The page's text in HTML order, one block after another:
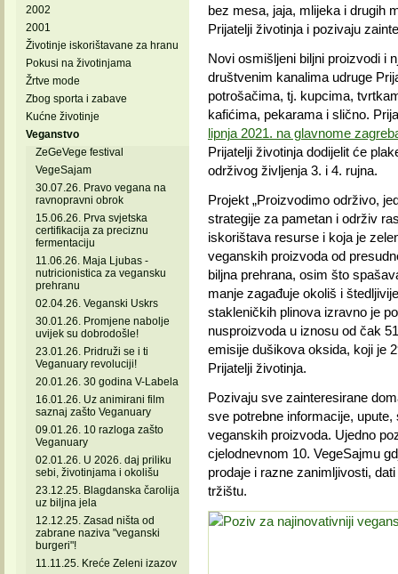
2002
2001
Životinje iskorištavane za hranu
Pokusi na životinjama
Žrtve mode
Zbog sporta i zabave
Kućne životinje
Veganstvo
ZeGeVege festival
VegeSajam
30.07.26. Pravo vegana na
ravnopravni obrok
15.06.26. Prva svjetska
certifikacija za preciznu
fermentaciju
11.06.26. Maja Ljubas -
nutricionistica za vegansku
prehranu
02.04.26. Veganski Uskrs
30.01.26. Promjene nabolje
uvijek su dobrodošle!
23.01.26. Pridruži se i ti
Veganuary revoluciji!
20.01.26. 30 godina V-Labela
16.01.26. Uz animirani film
saznaj zašto Veganuary
09.01.26. 10 razloga zašto
Veganuary
02.01.26. U 2026. daj priliku
sebi, životinjama i okolišu
23.12.25. Blagdanska čarolija
uz biljna jela
12.12.25. Zasad ništa od
zabrane naziva "veganski
burgeri"!
11.11.25. Kreće Zeleni izazov
bez mesa, jaja, mlijeka i drugih
Prijatelji životinja i pozivaju
Novi osmišljeni biljni proizvodi i
društvenim kanalima udruge
potrošačima, tj. kupcima,
kafićima, pekarama i slično.
lipnja 2021. na glavnome
Prijatelji životinja dodijelit će
održivog življenja 3. i 4. rujna.
Projekt „Proizvodimo održivo,
strategije za pametan i održiv
iskorištava resurse i koja je
veganskih proizvoda od
biljna prehrana, osim što
manje zagađuje okoliš i
stakleničkih plinova izravno je
nusproizvoda u iznosu od čak
emisije dušikova oksida, koji je
Prijatelji životinja.
Pozivaju sve zainteresirane
sve potrebne informacije,
veganskih proizvoda. Ujedno
cjelodnevnom 10. VegeSajmu
prodaje i razne zanimljivosti,
tržištu.